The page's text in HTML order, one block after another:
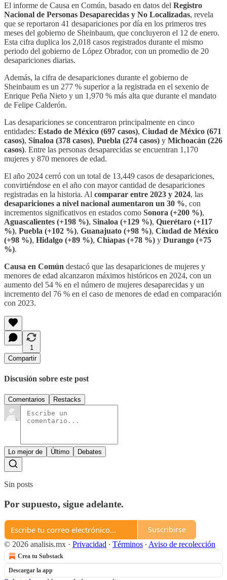
El informe de Causa en Común, basado en datos del Registro
Nacional de Personas Desaparecidas y No Localizadas, revela
que se reportaron 41 desapariciones por día en los primeros tres
meses del gobierno de Sheinbaum, que concluyeron el 12 de enero.
Esta cifra duplica los 2,018 casos registrados durante el mismo
periodo del gobierno de López Obrador, con un promedio de 20
desapariciones diarias.
Además, la cifra de desapariciones durante el gobierno de
Sheinbaum es un 277 % superior a la registrada en el sexenio de
Enrique Peña Nieto y un 1,970 % más alta que durante el mandato
de Felipe Calderón.
Las desapariciones se concentraron principalmente en cinco
entidades: Estado de México (697 casos), Ciudad de México (671
casos), Sinaloa (378 casos), Puebla (274 casos) y Michoacán (226
casos). Entre las personas desaparecidas se encuentran 1,170
mujeres y 870 menores de edad.
El año 2024 cerró con un total de 13,449 casos de desapariciones,
convirtiéndose en el año con mayor cantidad de desapariciones
registradas en la historia. Al comparar entre 2023 y 2024, las
desapariciones a nivel nacional aumentaron un 30 %, con
incrementos significativos en estados como Sonora (+200 %),
Aguascalientes (+198 %), Sinaloa (+129 %), Querétaro (+117
%), Puebla (+102 %), Guanajuato (+98 %), Ciudad de México
(+98 %), Hidalgo (+89 %), Chiapas (+78 %) y Durango (+75
%).
Causa en Común destacó que las desapariciones de mujeres y
menores de edad alcanzaron máximos históricos en 2024, con un
aumento del 54 % en el número de mujeres desaparecidas y un
incremento del 76 % en el caso de menores de edad en comparación
con 2023.
1
Compartir
Discusión sobre este post
Comentarios Restacks
Lo mejor de Último Debates
Sin posts
Por supuesto, sigue adelante.
Suscribirse
© 2026 analisis.mx · Privacidad ∙ Términos ∙ Aviso de recolección
Crea tu Substack
Descargar la app